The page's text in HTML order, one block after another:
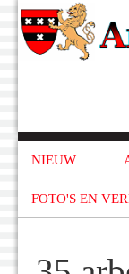
NIEUW
FOTO'S EN